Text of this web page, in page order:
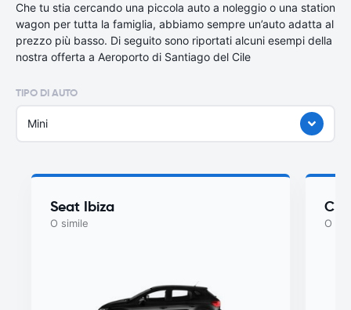
Che tu stia cercando una piccola auto a noleggio o una station
wagon per tutta la famiglia, abbiamo sempre un’auto adatta al
prezzo più basso. Di seguito sono riportati alcuni esempi della
nostra offerta a Aeroporto di Santiago del Cile
TIPO DI AUTO
Mini
Seat Ibiza
O simile O